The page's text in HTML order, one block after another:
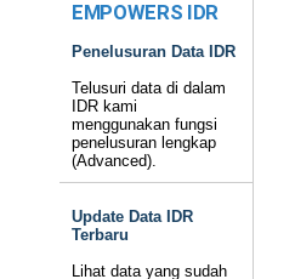
EMPOWERS IDR
Penelusuran Data IDR
Telusuri data di dalam
IDR kami
menggunakan fungsi
penelusuran lengkap
(Advanced).
Update Data IDR
Terbaru
Lihat data yang sudah